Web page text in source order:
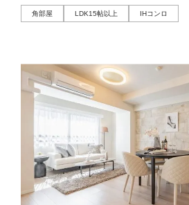
角部屋 LDK15帖以上 IHコンロ